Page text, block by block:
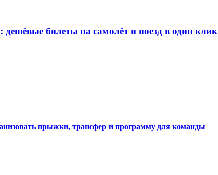
билеты на самолёт и поезд в один клик
прыжки, трансфер и программу для команды